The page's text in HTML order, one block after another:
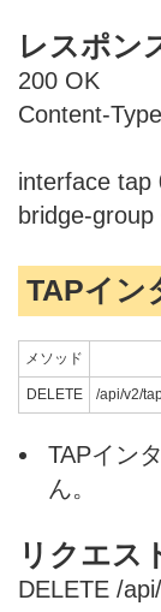
レスポン
200 OK
Content-
interface tap
bridge-
TAPイン
メソッド
DELETE /api/v2/
TAPイン
ん。
リクエス
DELETE /